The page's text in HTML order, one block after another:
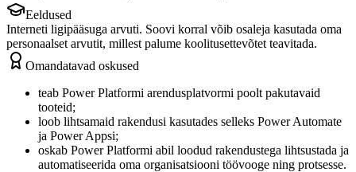
Eeldused
Interneti ligipääsuga arvuti. Soovi korral võib osaleja kasutada oma
personaalset arvutit, millest palume koolitusettevõtet teavitada.
Omandatavad oskused
teab Power Platformi arendusplatvormi poolt pakutavaid
tooteid;
loob lihtsamaid rakendusi kasutades selleks Power Automate
ja Power Appsi;
oskab Power Platformi abil loodud rakendustega lihtsustada ja
automatiseerida oma organisatsiooni töövooge ning protsesse.